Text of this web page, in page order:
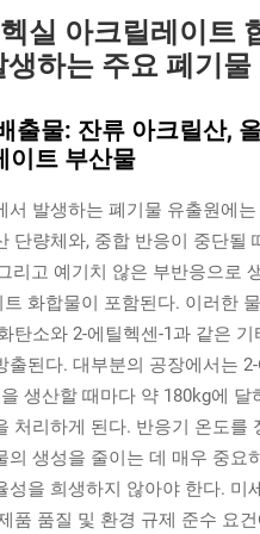
실 아크릴레이트
생하는 주요 폐기물
출물: 잔류 아크릴산,
이트 부산물
서 발생하는 폐기물 유출원에
단량체와, 중합 반응이 중단될
리고 예기치 않은 부반응으로
화합물이 포함된다. 이러한
탄소와 2-에틸헥센-1과 같은 기
출된다. 대부분의 공장에서는
생산할 때마다 약 180kg에 달
처리하게 된다. 반응기 온도를
의 생성을 줄이는 데 매우 중요
성을 희생하지 않아야 한다. 미
품 품질 및 환경 규제 준수 요